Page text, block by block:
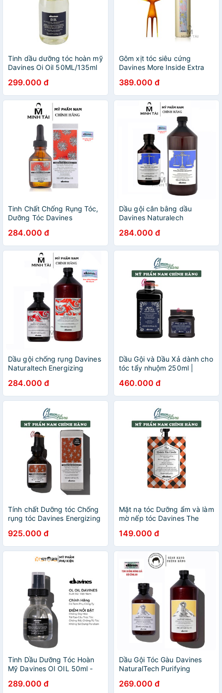
Tinh dầu dưỡng tóc hoàn mỹ
Davines Oi Oil 50ML/135ml
299.000 đ
Gôm xịt tóc siêu cứng
Davines More Inside Extra
Hàng chính hãng
389.000 đ
Tinh Chất Chống Rụng Tóc,
Dưỡng Tóc Davines
100ml - Hàng chính hãng có
tem vỡ tem phụ tiếng việt
284.000 đ
Dầu gội cân bằng dầu
Davines Naturalech
Hàng chính hãng có tem vỡ
và tem phụ tiếng việt
284.000 đ
Dầu gội chống rụng Davines
Naturaltech Energizing
có tem vỡ và tem phụ tiếng
việt
284.000 đ
Dầu Gội và Dầu Xả dành cho
tóc tẩy nhuộm 250ml |
Shampoo | Davines Heart Of
Glass Conditioner
460.000 đ
Tính chất Dưỡng tóc Chống
rụng tóc Davines Energizing
925.000 đ
Mặt nạ tóc Dưỡng ẩm và làm
mờ nếp tóc Davines The
149.000 đ
Tinh Dầu Dưỡng Tóc Hoàn
Mỹ Davines OI OIL 50ml -
289.000 đ
Dầu Gội Tóc Gàu Davines
NaturalTech Purifying
269.000 đ